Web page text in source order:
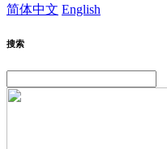
简体中文 English
搜索